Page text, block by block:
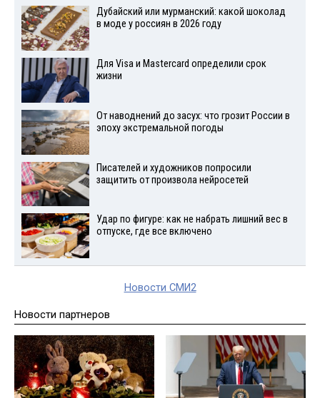
Дубайский или мурманский: какой шоколад
в моде у россиян в 2026 году
Для Visа и Mastercard определили срок
жизни
От наводнений до засух: что грозит России в
эпоху экстремальной погоды
Писателей и художников попросили
защитить от произвола нейросетей
Удар по фигуре: как не набрать лишний вес в
отпуске, где все включено
Новости СМИ2
Новости партнеров